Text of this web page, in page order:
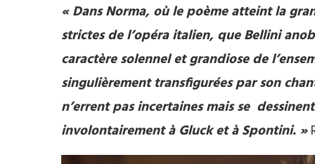
« Dans Norma, où le poème atteint la
strictes de l’opéra italien, que Bellini
caractère solennel et grandiose de
singulièrement transfigurées par son
n’errent pas incertaines mais se
involontairement à Gluck et à Spontini. »